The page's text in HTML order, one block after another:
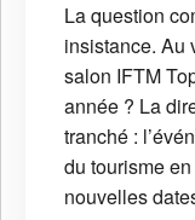
La question
insistance. Au
salon IFTM
année ? La
tranché :
du tourisme
nouvelles